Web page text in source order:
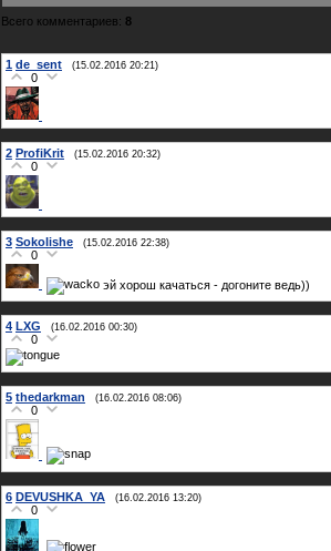
Всего комментариев: 8
1 de_sent (15.02.2016 20:21)
0
2 ProfiKrit (15.02.2016 20:32)
0
3 Sokolishe (15.02.2016 22:38)
0
эй хорош качаться - догоните ведь))
4 LXG (16.02.2016 00:30)
0
5 thedarkman (16.02.2016 08:06)
0
6 DEVUSHKA_YA (16.02.2016 13:20)
0